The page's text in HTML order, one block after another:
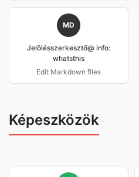
MD
Jelölésszerkesztő@ info:
whatsthis
Edit Markdown files
Képeszközök